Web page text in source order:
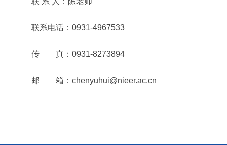
联系电话： 0931-4967533
传 真： 0931-8273894
邮 箱： chenyuhui@nieer.ac.cn